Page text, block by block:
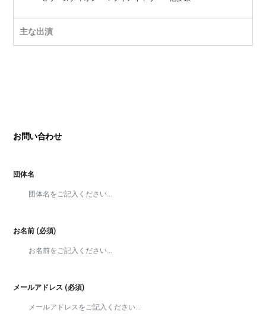
主な出演
お問い合わせ
団体名
お名前 (必須)
メールアドレス (必須)